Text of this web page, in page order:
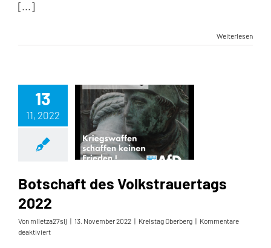
[...]
Weiterlesen
13
11, 2022
Botschaft des Volkstrauertags
2022
Von mlietza27slj | 13. November 2022 | Kreistag Oberberg | Kommentare
deaktiviertfür